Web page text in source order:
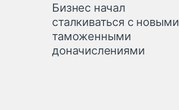
Бизнес начал
сталкиваться с новыми
таможенными
доначислениями